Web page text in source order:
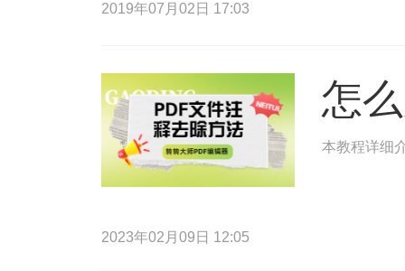
2019年07月02日 17:03
怎
本教程详细
2023年02月09日 12:05